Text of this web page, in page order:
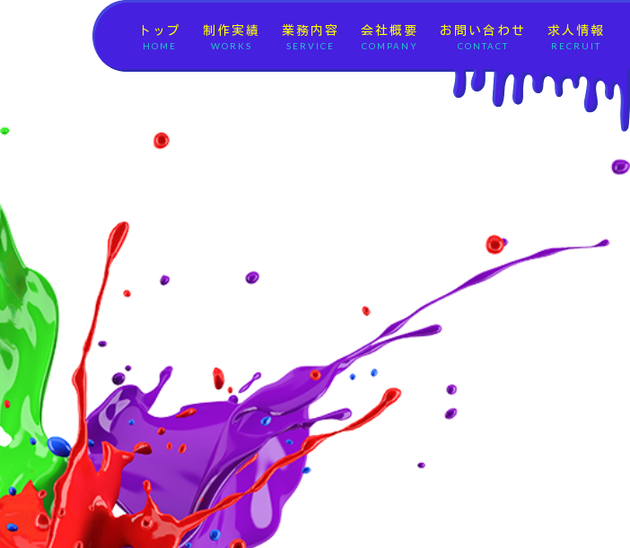
トップ
HOME
制作実績
WORKS
業務内容
SERVICE
会社概要
COMPANY
お問い合わせ
CONTACT
求人情報
RECRUIT